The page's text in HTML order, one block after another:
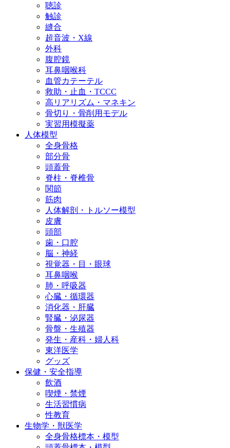
聴診
触診
縫合
超音波・X線
外科
腹腔鏡
耳鼻咽喉科
血管カテーテル
救助・止血・TCCC
高リアリズム・マネキン
骨切り・骨削用モデル
実習用模擬薬
人体模型
全身骨格
部分骨
頭蓋骨
脊柱・脊椎骨
関節
筋肉
人体解剖・トルソー模型
皮膚
頭部
歯・口腔
脳・神経
視覚器・目・眼球
耳鼻咽喉
肺・呼吸器
心臓・循環器
消化器・肝臓
腎臓・泌尿器
骨盤・生殖器
発生・産科・婦人科
東洋医学
グッズ
保健・安全指導
飲酒
喫煙・禁煙
生活習慣病
性教育
生物学・獣医学
全身骨格標本・模型